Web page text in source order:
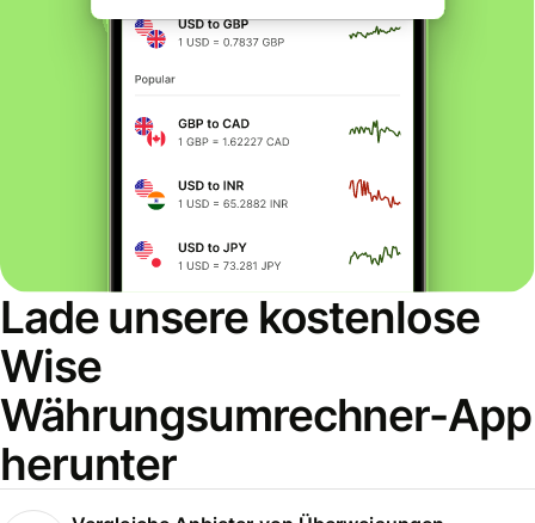
Lade unsere kostenlose
Wise
Währungsumrechner-App
herunter